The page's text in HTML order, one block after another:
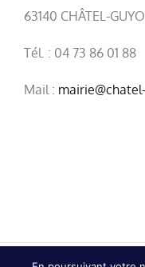
63140 CHÂTEL-
Tél. : 04 73 86 01 88
Mail :